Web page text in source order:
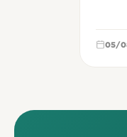
05/